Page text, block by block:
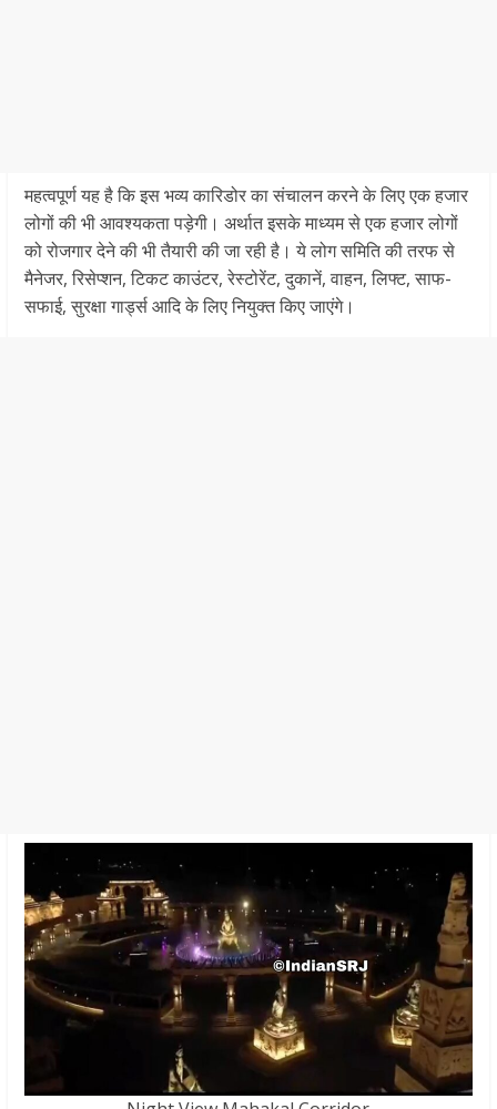
महत्वपूर्ण यह है कि इस भव्य कारिडोर का संचालन करने के लिए एक हजार
लोगों की भी आवश्यकता पड़ेगी। अर्थात इसके माध्यम से एक हजार लोगों
को रोजगार देने की भी तैयारी की जा रही है। ये लोग समिति की तरफ से
मैनेजर, रिसेप्शन, टिकट काउंटर, रेस्टोरेंट, दुकानें, वाहन, लिफ्ट, साफ-
सफाई, सुरक्षा गार्ड्स आदि के लिए नियुक्त किए जाएंगे।